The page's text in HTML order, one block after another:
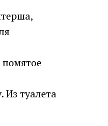
Из туалета